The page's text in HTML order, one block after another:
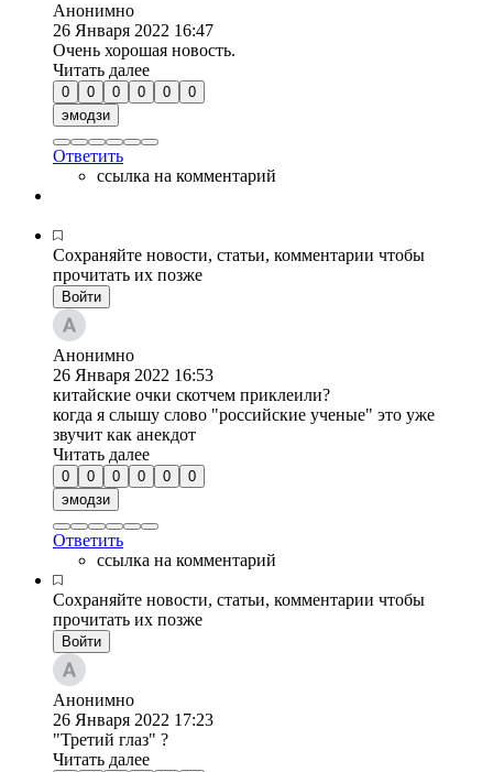
Анонимно
26 Января 2022 16:47
Очень хорошая новость.
Читать далее
0 0 0 0 0
0
эмодзи
Ответить
ссылка на комментарий
Сохраняйте новости, статьи, комментарии чтобы
прочитать их позже
Войти
Анонимно
26 Января 2022 16:53
китайские очки скотчем приклеили?
когда я слышу слово "российские ученые" это уже
звучит как анекдот
Читать далее
0 0 0 0 0
0
эмодзи
Ответить
ссылка на комментарий
Сохраняйте новости, статьи, комментарии чтобы
прочитать их позже
Войти
Анонимно
26 Января 2022 17:23
"Третий глаз" ?
Читать далее